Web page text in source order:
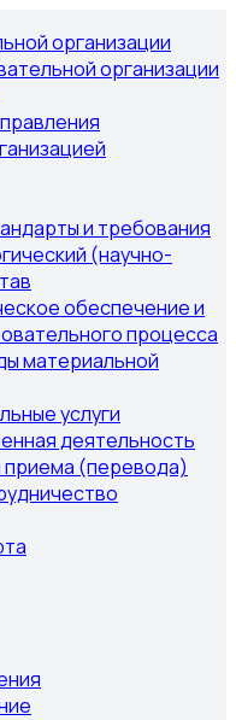
организации
организации
и требования
(научно-
обеспечение и
процесса
материальной
услуги
деятельность
приема (перевода)